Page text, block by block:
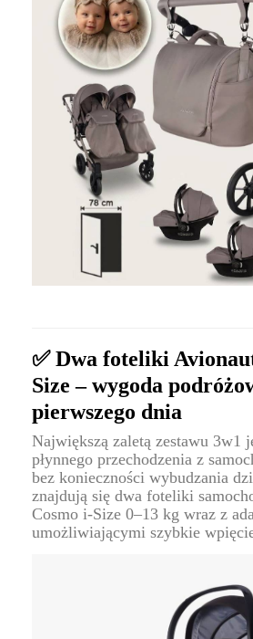
✅ Dwa foteliki
Size – wygoda
pierwszego dnia
Największą zaletą zestawu 3w1
płynnego przechodzenia z
bez konieczności wybudzania
znajdują się dwa foteliki
Cosmo i-Size 0–13 kg wraz z
umożliwiającymi szybkie